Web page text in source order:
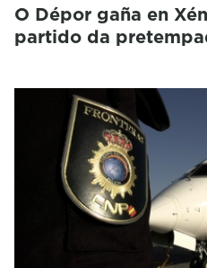
O Dépor gaña en
partido da